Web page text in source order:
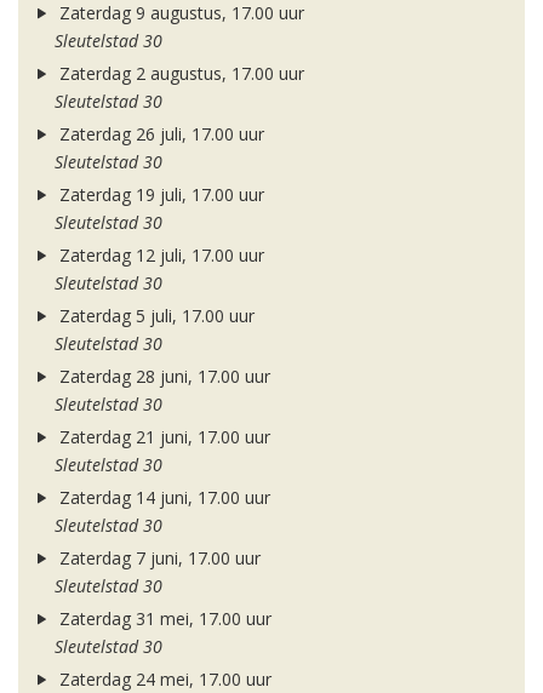
Zaterdag 9 augustus, 17.00 uur
Sleutelstad 30
Zaterdag 2 augustus, 17.00 uur
Sleutelstad 30
Zaterdag 26 juli, 17.00 uur
Sleutelstad 30
Zaterdag 19 juli, 17.00 uur
Sleutelstad 30
Zaterdag 12 juli, 17.00 uur
Sleutelstad 30
Zaterdag 5 juli, 17.00 uur
Sleutelstad 30
Zaterdag 28 juni, 17.00 uur
Sleutelstad 30
Zaterdag 21 juni, 17.00 uur
Sleutelstad 30
Zaterdag 14 juni, 17.00 uur
Sleutelstad 30
Zaterdag 7 juni, 17.00 uur
Sleutelstad 30
Zaterdag 31 mei, 17.00 uur
Sleutelstad 30
Zaterdag 24 mei, 17.00 uur